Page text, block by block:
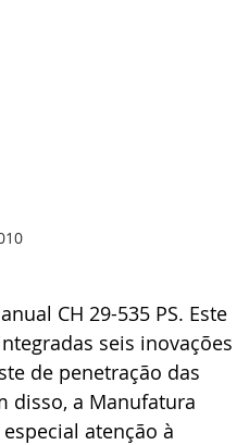
CH 29-535 PS. Este
seis inovações
de penetração das
disso, a Manufatura
atenção à